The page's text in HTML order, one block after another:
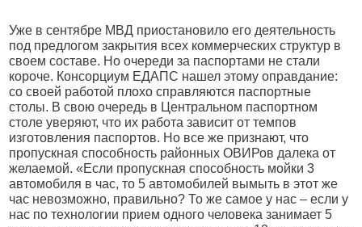
Уже в сентябре МВД приостановило его деятельность
под предлогом закрытия всех коммерческих структур в
своем составе. Но очереди за паспортами не стали
короче. Консорциум ЕДАПС нашел этому оправдание:
со своей работой плохо справляются паспортные
столы. В свою очередь в Центральном паспортном
столе уверяют, что их работа зависит от темпов
изготовления паспортов. Но все же признают, что
пропускная способность районных ОВИРов далека от
желаемой. «Если пропускная способность мойки 3
автомобиля в час, то 5 автомобилей вымыть в этот же
час невозможно, правильно? То же самое у нас – если у
нас по технологии прием одного человека занимает 5